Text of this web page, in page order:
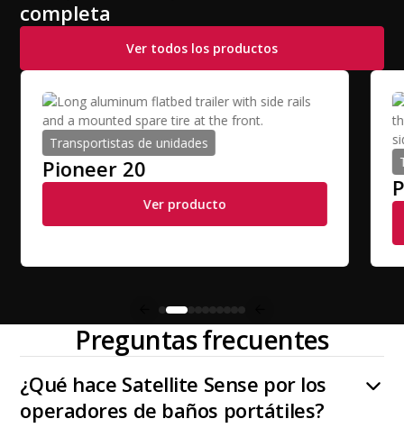
completa
Ver todos los productos
Transportistas de unidades
Pioneer 20
Ver producto
Preguntas frecuentes
¿Qué hace Satellite Sense por los
operadores de baños portátiles?